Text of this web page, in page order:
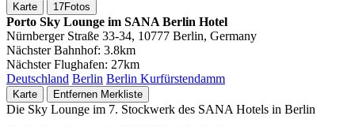
Karte 17Fotos
Porto Sky Lounge im SANA Berlin Hotel
Nürnberger Straße 33-34, 10777 Berlin, Germany
Nächster Bahnhof: 3.8km
Nächster Flughafen: 27km
Deutschland Berlin Berlin Kurfürstendamm
Karte Entfernen Merkliste
Die Sky Lounge im 7. Stockwerk des SANA Hotels in Berlin